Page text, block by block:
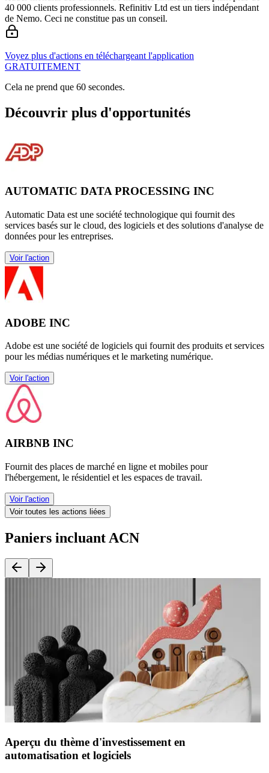
40 000 clients professionnels. Refinitiv Ltd est un tiers indépendant
de Nemo. Ceci ne constitue pas un conseil.
Voyez plus d'actions en téléchargeant l'application
GRATUITEMENT
Cela ne prend que 60 secondes.
Découvrir plus d'opportunités
AUTOMATIC DATA PROCESSING INC
Automatic Data est une société technologique qui fournit des
services basés sur le cloud, des logiciels et des solutions d'analyse de
données pour les entreprises.
Voir l'action
ADOBE INC
Adobe est une société de logiciels qui fournit des produits et services
pour les médias numériques et le marketing numérique.
Voir l'action
AIRBNB INC
Fournit des places de marché en ligne et mobiles pour
l'hébergement, le résidentiel et les espaces de travail.
Voir l'action
Voir toutes les actions liées
Paniers incluant ACN
Aperçu du thème d'investissement en
automatisation et logiciels